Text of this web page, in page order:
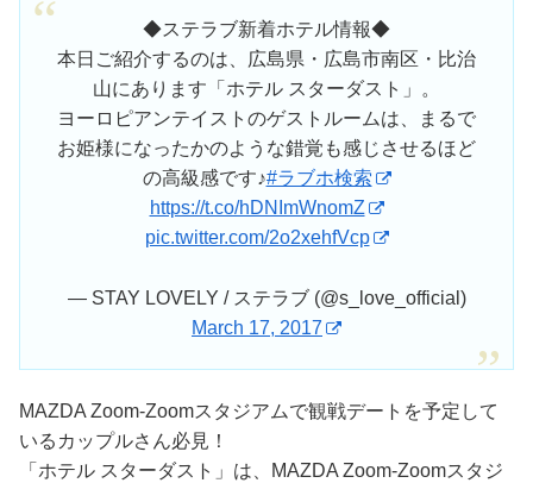
◆ステラブ新着ホテル情報◆
本日ご紹介するのは、広島県・広島市南区・比治
山にあります「ホテル スターダスト」。
ヨーロピアンテイストのゲストルームは、まるで
お姫様になったかのような錯覚も感じさせるほど
の高級感です♪#ラブホ検索
https://t.co/hDNImWnomZ
pic.twitter.com/2o2xehfVcp
— STAY LOVELY / ステラブ (@s_love_official)
March 17, 2017
MAZDA Zoom-Zoomスタジアムで観戦デートを予定して
いるカップルさん必見！
「ホテル スターダスト」は、MAZDA Zoom-Zoomスタジ